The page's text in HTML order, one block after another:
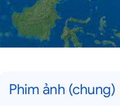
Phim ảnh (chung)